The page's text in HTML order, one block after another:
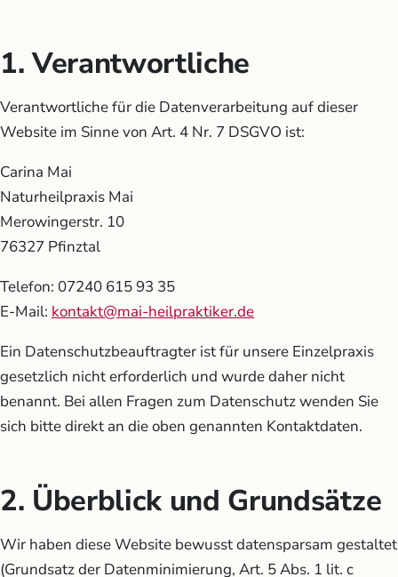
1. Verantwortliche
Verantwortliche für die Datenverarbeitung auf dieser
Website im Sinne von Art. 4 Nr. 7 DSGVO ist:
Carina Mai
Naturheilpraxis Mai
Merowingerstr. 10
76327 Pfinztal
Telefon: 07240 615 93 35
E-Mail: kontakt@mai-heilpraktiker.de
Ein Datenschutzbeauftragter ist für unsere Einzelpraxis
gesetzlich nicht erforderlich und wurde daher nicht
benannt. Bei allen Fragen zum Datenschutz wenden Sie
sich bitte direkt an die oben genannten Kontaktdaten.
2. Überblick und Grundsätze
Wir haben diese Website bewusst datensparsam gestaltet
(Grundsatz der Datenminimierung, Art. 5 Abs. 1 lit. c